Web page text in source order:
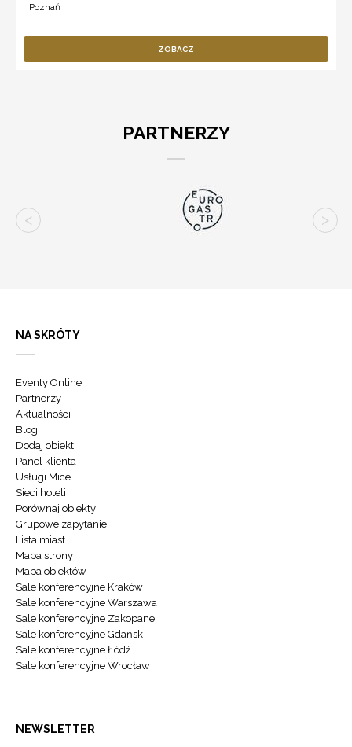
Poznań
ZOBACZ
PARTNERZY
NA SKRÓTY
Eventy Online
Partnerzy
Aktualności
Blog
Dodaj obiekt
Panel klienta
Usługi Mice
Sieci hoteli
Porównaj obiekty
Grupowe zapytanie
Lista miast
Mapa strony
Mapa obiektów
Sale konferencyjne Kraków
Sale konferencyjne Warszawa
Sale konferencyjne Zakopane
Sale konferencyjne Gdańsk
Sale konferencyjne Łódź
Sale konferencyjne Wrocław
NEWSLETTER